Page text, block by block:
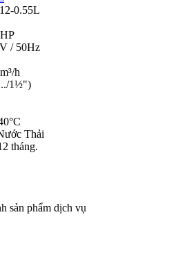
0.55L
/ 50Hz
h
1½")
Thải
tháng.
sản phẩm dịch vụ